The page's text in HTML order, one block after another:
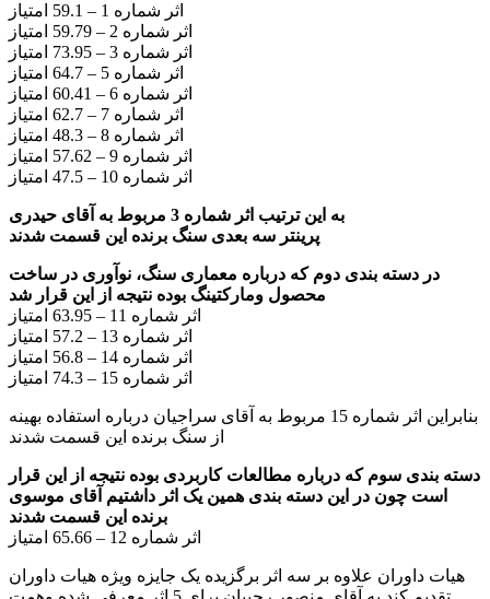
اثر شماره 1 – 59.1 امتیاز
اثر شماره 2 – 59.79 امتیاز
اثر شماره 3 – 73.95 امتیاز
اثر شماره 5 – 64.7 امتیاز
اثر شماره 6 – 60.41 امتیاز
اثر شماره 7 – 62.7 امتیاز
اثر شماره 8 – 48.3 امتیاز
اثر شماره 9 – 57.62 امتیاز
اثر شماره 10 – 47.5 امتیاز
به این ترتیب اثر شماره 3 مربوط به آقای حیدری
پرینتر سه بعدی سنگ برنده این قسمت شدند
در دسته بندی دوم که درباره معماری سنگ، نوآوری در ساخت
محصول ومارکتینگ بوده نتیجه از این قرار شد
اثر شماره 11 – 63.95 امتیاز
اثر شماره 13 – 57.2 امتیاز
اثر شماره 14 – 56.8 امتیاز
اثر شماره 15 – 74.3 امتیاز
بنابراین اثر شماره 15 مربوط به آقای سراجیان درباره استفاده بهینه
از سنگ برنده این قسمت شدند
دسته بندی سوم که درباره مطالعات کاربردی بوده نتیجه از این قرار
است چون در این دسته بندی همین یک اثر داشتیم آقای موسوی
برنده این قسمت شدند
اثر شماره 12 – 65.66 امتیاز
هیات داوران علاوه بر سه اثر برگزیده یک جایزه ویژه هیات داوران